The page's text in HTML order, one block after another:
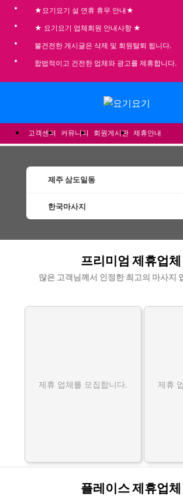
★요기요기 설 연휴 휴무 안내★
★ 요기요기 업체회원 안내사항 ★
불건전한 게시글은 삭제 및 회원탈퇴 됩니다.
합법적이고 건전한 업체와 광고를 제휴합니다.
고객센터 커뮤니티 회원게시판 제휴안내
제주 삼도일동
한국마사지
프리미엄 제휴업체
많은 고객님께서 인정한 최고의 마사지
제휴 업체를 모집합니다. 제휴
플레이스 제휴업체